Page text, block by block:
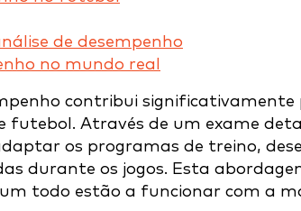
de desempenho
no mundo real
contribui
futebol. Através de um exame
os programas de treino,
durante os jogos. Esta
todo estão a funcionar com a